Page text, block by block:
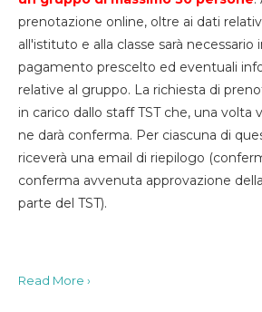
prenotazione online, oltre ai dati
all'istituto e alla classe sarà
pagamento prescelto ed eventuali
relative al gruppo. La richiesta di
in carico dallo staff TST che, una
ne darà conferma. Per ciascuna di
riceverà una email di riepilogo
conferma avvenuta approvazione
parte del TST).
Read More ›